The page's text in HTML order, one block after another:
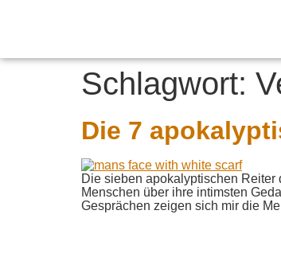
Schlagwort:
Die 7
Die sieben apokalyptischen
Menschen über ihre intimsten
Gesprächen zeigen sich mir die